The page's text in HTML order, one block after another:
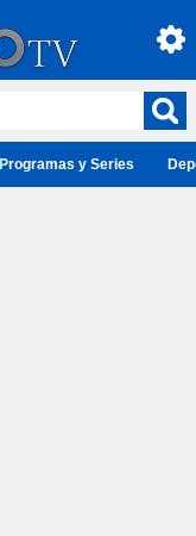
Programas y Series